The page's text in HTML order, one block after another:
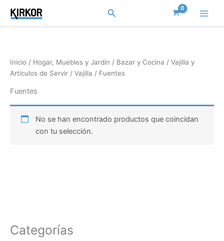
contenido
Buscar
Categorías
Inicio / Hogar, Muebles y Jardín / Bazar y Cocina / Vajilla y
Artículos de Servir / Vajilla / Fuentes
Fuentes
No se han encontrado productos que coincidan
con tu selección.